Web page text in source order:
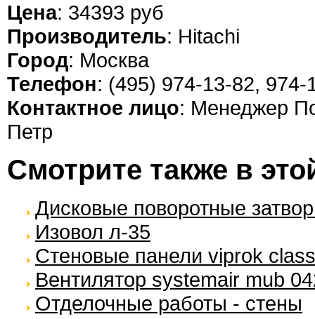
Цена: 34393 руб
Производитель: Hitachi
Город: Москва
Телефон: (495) 974-13-82, 974-
Контактное лицо: Менеджер
Петр
Смотрите также в
Дисковые поворотные
Изовол л-35
Стеновые панели viprok
Вентилятор systemair mub
Отделочные работы - стены